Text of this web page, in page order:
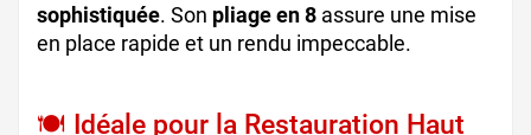
sophistiquée. Son pliage en 8 assure une mise
en place rapide et un rendu impeccable.
🍽️ Idéale pour la Restauration Haut